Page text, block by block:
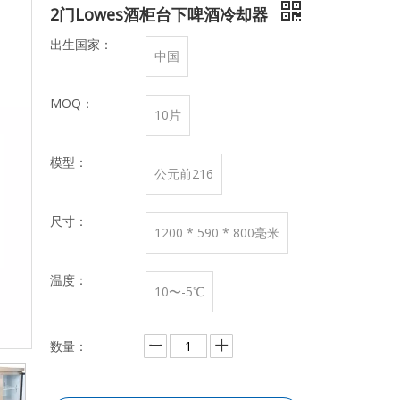
2门Lowes酒柜台下啤酒冷却器
出生国家：
中国
MOQ：
10片
模型：
公元前216
尺寸：
1200 * 590 * 800毫米
温度：
10〜-5℃
数量：